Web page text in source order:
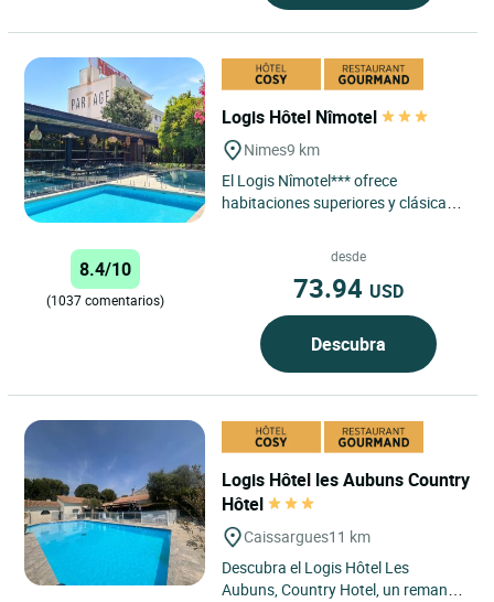
Logis Hôtel Nîmotel
Nimes9 km
El Logis Nîmotel*** ofrece
habitaciones superiores y clásicas
confort y una estancia...
8.4/10
(1037 comentarios)
desde
73.94 USD
Descubra
Logis Hôtel les Aubuns Country
Hôtel
Caissargues11 km
Descubra el Logis Hôtel Les
Aubuns, Country Hotel, un remanso